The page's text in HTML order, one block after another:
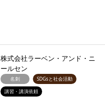
株式会社ラーベン・アンド・ニ
ールセン
名刺
SDGsと社会活動
講習・講演依頼